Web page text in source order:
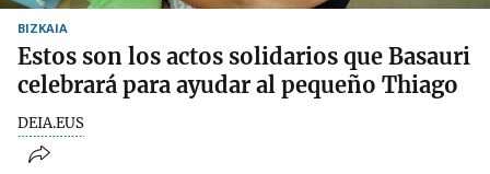
BIZKAIA
Estos son los actos solidarios que Basauri
celebrará para ayudar al pequeño Thiago
DEIA.EUS